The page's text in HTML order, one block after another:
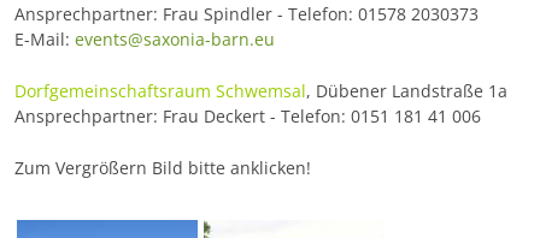
Ansprechpartner: Frau Spindler - Telefon: 01578 2030373
E-Mail: events@saxonia-barn.eu
Dorfgemeinschaftsraum Schwemsal, Dübener Landstraße 1a
Ansprechpartner: Frau Deckert - Telefon: 0151 181 41 006
Zum Vergrößern Bild bitte anklicken!